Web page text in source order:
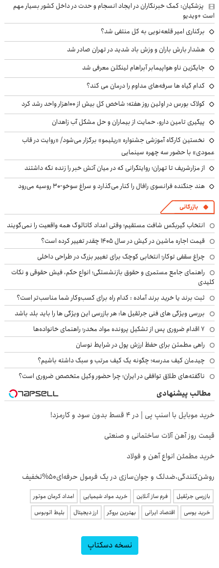
پزشکیان: کمک خبرنگاران در ایجاد انسجام و حدت در داخل کشور بسیار مهم
است +ویدیو
برکناری امیر قلعه‌نویی به کل منتفی شد؟
هشدار بارش باران و وزش باد شدید در تهران صادر شد
جایگزین ناو هواپیمابر آبراهام لینکلن معرفی شد
کدام گیاه ها سرفه‌های مداوم را درمان می کند؟
کولاک بورس در اولین روز هفته؛ شاخص کل بیش از ۱۰۰هزار واحد رشد کرد
پیگیری تامین دارو، حمایت از بیماران و حل مشکل آب زاهدان
نخستین کارگاه آموزشی جشنواره «ریلیمو» برگزار می‌شود/ «روایت در قاب
عمودی» با حضور سه چهره سینمایی
از مزارشریف تا تهران؛ روایتگرانی که در میان آتش خبر را زنده نگه داشتند
هند جنگنده فرانسوی رافال را کنار می‌گذارد و سراغ سوخو-30 روسیه می‌رود
بازرگانی
انتخاب گیربکس شافت مستقیم؛ وقتی اعداد کاتالوگ همه واقعیت را نمی‌گویند
قیمت اجاره ماشین در کیش در سال ۱۴۰۵ چقدر تغییر کرده است؟
چراغ سقفی توکار؛ انتخابی کوچک برای تغییر بزرگ در طراحی داخلی
راهنمای جامع مستمری و حقوق بازنشستگی؛ انواع حکم، فیش حقوقی و نکات
کلیدی
ثبت برند یا خرید برند آماده : کدام راه برای کسب‌وکار شما مناسب‌تر است؟
بررسی ویژگی های فنی جرثقیل ها: هر بازرسی این ویژگی ها را باید بلد باشد
۷ اقدام ضروری پس از تشکیل پرونده مواد مخدر؛ راهنمای خانواده‌ها
راهی مطمئن برای حفظ ارزش پول در شرایط نوسان
چیدمان کیف مدرسه؛ چگونه یک کیف مرتب و سبک داشته باشیم؟
ناگفته‌های طلاق توافقی در ایران؛ چرا حضور وکیل متخصص ضروری است؟
مطالب پیشنهادی
خرید موبایل با اسنپ پی | در ۴ قسط بدون سود و کارمزد!
قیمت روز آهن آلات ساختمانی و صنعتی
خرید مطمئن انواع آهن و فولاد
روشن‌کنندگی،ضد‌لک و جوان‌سازی در یک فرمول حرفه‌ای50%تخفیف
بازرسی جرثقیل فرم ساز آنلاین خرید مواد شیمیایی
امداد کرمان موتور
خرید یوسی
اقتصاد ایرانی بهترین بروکر ارز دیجیتال بلیط اتوبوس
نسخه دسکتاپ